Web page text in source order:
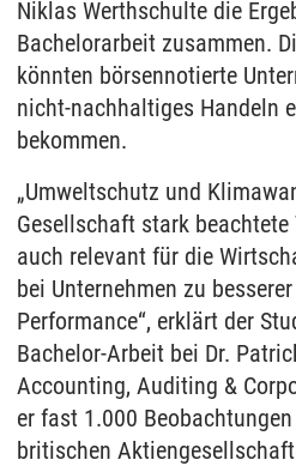
Niklas Werthschulte die
Bachelorarbeit zusammen.
könnten börsennotierte
nicht-nachhaltiges Handeln
bekommen.
„Umweltschutz und
Gesellschaft stark
auch relevant für die
bei Unternehmen zu
Performance“, erklärt der
Bachelor-Arbeit bei Dr.
Accounting, Auditing &
er fast 1.000
britischen